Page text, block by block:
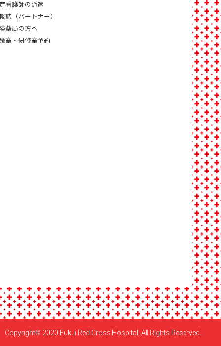
看護師の派遣
誌（パートナー）
薬局の方へ
室・研修室予約
Copyright© 2020 Fukui Red Cross Hospital, All Rights Reserved.